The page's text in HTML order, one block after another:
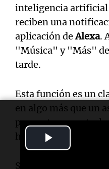
inteligencia artificial
reciben una
aplicación deAlexa.
"Música" y "Más" de
tarde.
Esta función es un
en algo más que un
preguntas o
hacia un creador de
Sin embargo, el